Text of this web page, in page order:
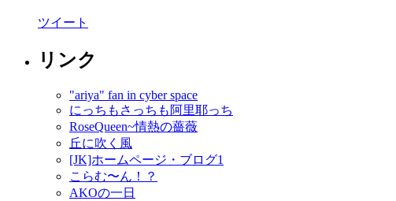
ツイート
リンク
"ariya" fan in cyber space
にっちもさっちも阿里耶っち
RoseQueen~情熱の薔薇
丘に吹く風
[JK]ホームページ・ブログ1
こらむ〜ん！？
AKOの一日